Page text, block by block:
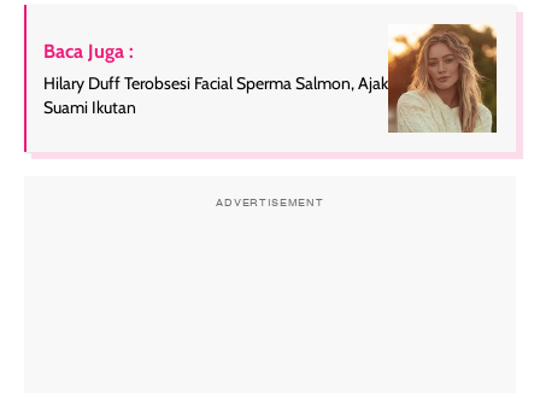
Baca Juga :
Hilary Duff Terobsesi Facial Sperma Salmon, Ajak
Suami Ikutan
ADVERTISEMENT